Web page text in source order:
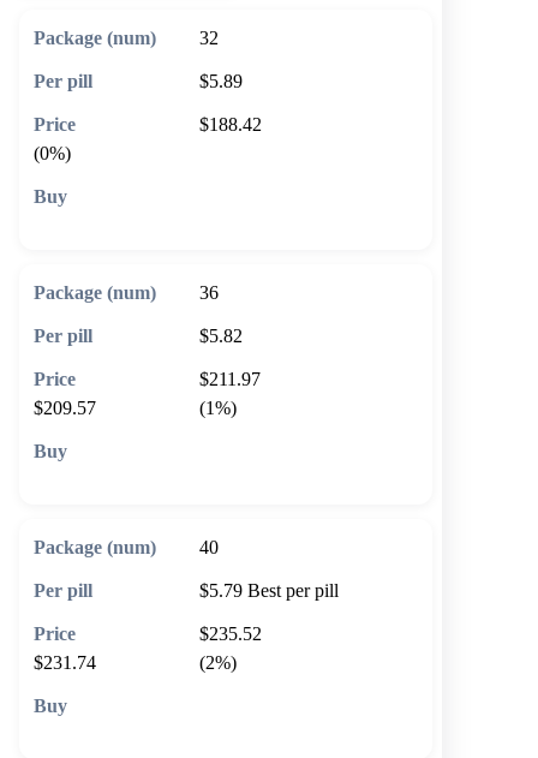
32
$5.89
$188.42
(0%)
36
$5.82
$211.97
$209.57
(1%)
40
$5.79 Best per pill
$235.52
$231.74
(2%)